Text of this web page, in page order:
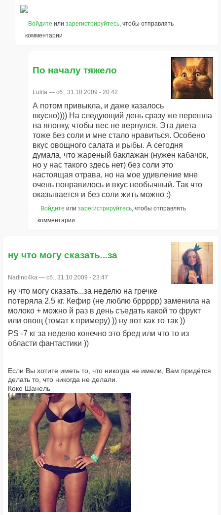
Войдите или зарегистрируйтесь, чтобы отправлять
комментарии
По началу тяжело
Lulita — сб., 31.10.2009 - 20:42
А потом привыкла, и даже казалось
вкусно)))) На следующий день сразу же перешла
на японку, чтобы вес не вернулся. Эта диета
тоже без соли и мне стало нравиться. Особено
вкус овощного салата и рыбы. А сегодня
думала, что жареный баклажан (нужен кабачок,
но у нас такого здесь нет) без соли это
настоящая отрава, но на мое удивление мне
очень понравилось и вкус необычный. Так что
оказывается и без соли жить можно :)
Войдите или зарегистрируйтесь, чтобы отправлять
комментарии
ну что могу сказать...за
Nadino4ka — сб., 31.10.2009 - 23:47
ну что могу сказать...за неделю на гречке
потеряла 2.5 кг. Кефир (не люблю бррррр) заменила на
молоко + можно й раз в день съедать какой то фрукт
или овощ (томат к примеру) )) ну вот как то так ))
PS -7 кг за неделю конечно это бред или что то из
области фантастики ))
Если Вы хотите иметь то, что никогда не имели, Вам придётся
делать то, что никогда не делали.
Коко Шанель